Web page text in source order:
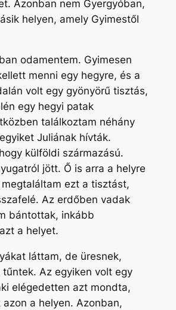
Azonban nem Gyergyóban,
helyen, amely Gyimestől
odamentem. Gyimesen
menni egy hegyre, és a
volt egy gyönyörű tisztás,
egy hegyi patak
találkoztam néhány
Juliának hívták.
külföldi származású.
jött. Ő is arra a helyre
ezt a tisztást,
Az erdőben vadak
bántottak, inkább
a helyet.
láttam, de üresnek,
Az egyiken volt egy
elégedetten azt mondta,
azon a helyen. Azonban,